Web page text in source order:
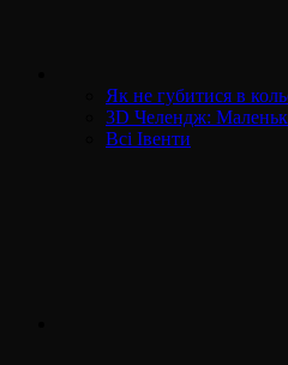
Як не губитися в
3D Челендж:
Всі Івенти